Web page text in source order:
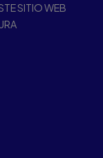
SITIO WEB